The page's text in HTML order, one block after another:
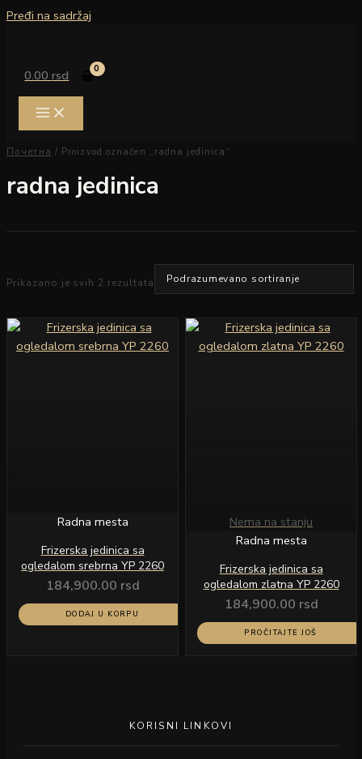
Pređi na sadržaj
0.00rsd
Почетна / Proizvod označen „radna jedinica“
radna jedinica
Prikazano je svih 2 rezultata
Radna mesta
Frizerska jedinica sa
ogledalom srebrna YP 2260
184,900.00 rsd
DODAJ U KORPU
Nema na stanju
Radna mesta
Frizerska jedinica sa
ogledalom zlatna YP 2260
184,900.00 rsd
PROČITAJTE JOŠ
KORISNI LINKOVI